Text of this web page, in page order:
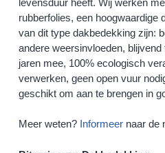
rubberfolies, een hoogwaardige
van dit type dakbedekking zijn:
andere weersinvloeden,
jaren mee, 100% ecologisch
verwerken, geen open vuur
geschikt om aan te brengen in
Meer weten? Informeernaar de